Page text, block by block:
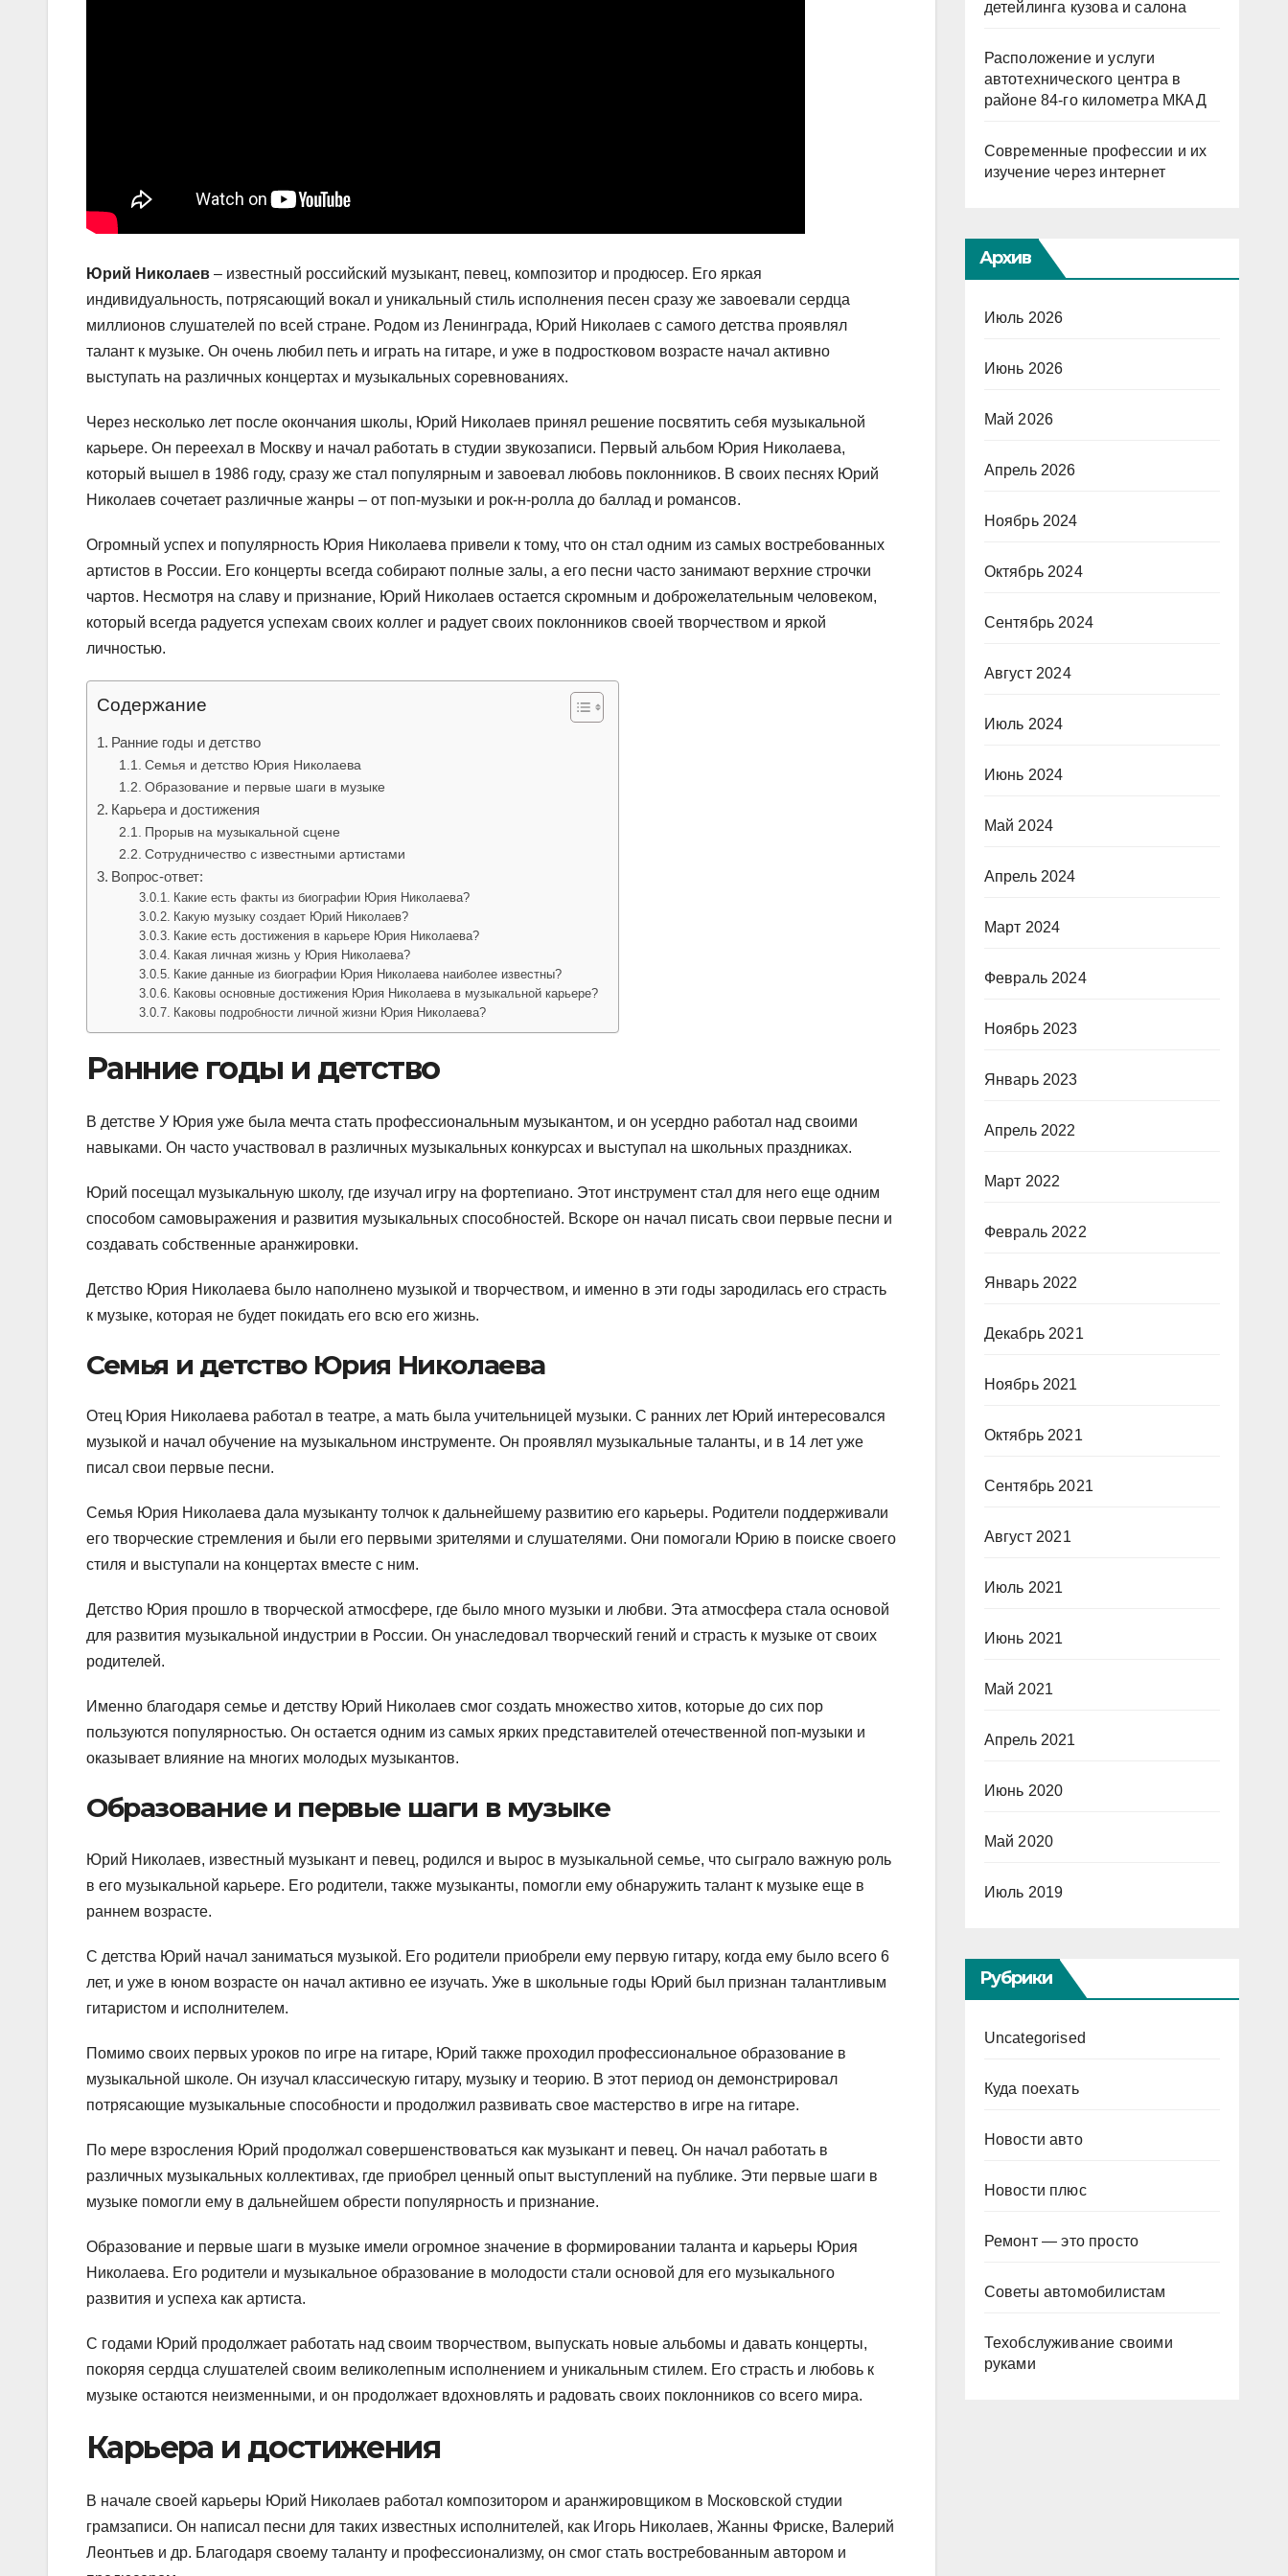
Юрий Николаев – известный российский музыкант, певец, композитор и продюсер. Его яркая
индивидуальность, потрясающий вокал и уникальный стиль исполнения песен сразу же завоевали сердца
миллионов слушателей по всей стране. Родом из Ленинграда, Юрий Николаев с самого детства проявлял
талант к музыке. Он очень любил петь и играть на гитаре, и уже в подростковом возрасте начал активно
выступать на различных концертах и музыкальных соревнованиях.
Через несколько лет после окончания школы, Юрий Николаев принял решение посвятить себя музыкальной
карьере. Он переехал в Москву и начал работать в студии звукозаписи. Первый альбом Юрия Николаева,
который вышел в 1986 году, сразу же стал популярным и завоевал любовь поклонников. В своих песнях Юрий
Николаев сочетает различные жанры – от поп-музыки и рок-н-ролла до баллад и романсов.
Огромный успех и популярность Юрия Николаева привели к тому, что он стал одним из самых востребованных
артистов в России. Его концерты всегда собирают полные залы, а его песни часто занимают верхние строчки
чартов. Несмотря на славу и признание, Юрий Николаев остается скромным и доброжелательным человеком,
который всегда радуется успехам своих коллег и радует своих поклонников своей творчеством и яркой
личностью.
Содержание
Ранние годы и детство
Семья и детство Юрия Николаева
Образование и первые шаги в музыке
Карьера и достижения
Прорыв на музыкальной сцене
Сотрудничество с известными артистами
Вопрос-ответ:
Какие есть факты из биографии Юрия Николаева?
Какую музыку создает Юрий Николаев?
Какие есть достижения в карьере Юрия Николаева?
Какая личная жизнь у Юрия Николаева?
Какие данные из биографии Юрия Николаева наиболее известны?
Каковы основные достижения Юрия Николаева в музыкальной карьере?
Каковы подробности личной жизни Юрия Николаева?
Ранние годы и детство
В детстве У Юрия уже была мечта стать профессиональным музыкантом, и он усердно работал над своими
навыками. Он часто участвовал в различных музыкальных конкурсах и выступал на школьных праздниках.
Юрий посещал музыкальную школу, где изучал игру на фортепиано. Этот инструмент стал для него еще одним
способом самовыражения и развития музыкальных способностей. Вскоре он начал писать свои первые песни и
создавать собственные аранжировки.
Детство Юрия Николаева было наполнено музыкой и творчеством, и именно в эти годы зародилась его страсть
к музыке, которая не будет покидать его всю его жизнь.
Семья и детство Юрия Николаева
Отец Юрия Николаева работал в театре, а мать была учительницей музыки. С ранних лет Юрий интересовался
музыкой и начал обучение на музыкальном инструменте. Он проявлял музыкальные таланты, и в 14 лет уже
писал свои первые песни.
Семья Юрия Николаева дала музыканту толчок к дальнейшему развитию его карьеры. Родители поддерживали
его творческие стремления и были его первыми зрителями и слушателями. Они помогали Юрию в поиске своего
стиля и выступали на концертах вместе с ним.
Детство Юрия прошло в творческой атмосфере, где было много музыки и любви. Эта атмосфера стала основой
для развития музыкальной индустрии в России. Он унаследовал творческий гений и страсть к музыке от своих
родителей.
Именно благодаря семье и детству Юрий Николаев смог создать множество хитов, которые до сих пор
пользуются популярностью. Он остается одним из самых ярких представителей отечественной поп-музыки и
оказывает влияние на многих молодых музыкантов.
Образование и первые шаги в музыке
Юрий Николаев, известный музыкант и певец, родился и вырос в музыкальной семье, что сыграло важную роль
в его музыкальной карьере. Его родители, также музыканты, помогли ему обнаружить талант к музыке еще в
раннем возрасте.
С детства Юрий начал заниматься музыкой. Его родители приобрели ему первую гитару, когда ему было всего 6
лет, и уже в юном возрасте он начал активно ее изучать. Уже в школьные годы Юрий был признан талантливым
гитаристом и исполнителем.
Помимо своих первых уроков по игре на гитаре, Юрий также проходил профессиональное образование в
музыкальной школе. Он изучал классическую гитару, музыку и теорию. В этот период он демонстрировал
потрясающие музыкальные способности и продолжил развивать свое мастерство в игре на гитаре.
По мере взросления Юрий продолжал совершенствоваться как музыкант и певец. Он начал работать в
различных музыкальных коллективах, где приобрел ценный опыт выступлений на публике. Эти первые шаги в
музыке помогли ему в дальнейшем обрести популярность и признание.
Образование и первые шаги в музыке имели огромное значение в формировании таланта и карьеры Юрия
Николаева. Его родители и музыкальное образование в молодости стали основой для его музыкального
развития и успеха как артиста.
С годами Юрий продолжает работать над своим творчеством, выпускать новые альбомы и давать концерты,
покоряя сердца слушателей своим великолепным исполнением и уникальным стилем. Его страсть и любовь к
музыке остаются неизменными, и он продолжает вдохновлять и радовать своих поклонников со всего мира.
Карьера и достижения
В начале своей карьеры Юрий Николаев работал композитором и аранжировщиком в Московской студии
грамзаписи. Он написал песни для таких известных исполнителей, как Игорь Николаев, Жанны Фриске, Валерий
Леонтьев и др. Благодаря своему таланту и профессионализму, он смог стать востребованным автором и
детейлинга кузова и салона
Расположение и услуги
автотехнического центра в
районе 84-го километра МКАД
Современные профессии и их
изучение через интернет
Архив
Июль 2026
Июнь 2026
Май 2026
Апрель 2026
Ноябрь 2024
Октябрь 2024
Сентябрь 2024
Август 2024
Июль 2024
Июнь 2024
Май 2024
Апрель 2024
Март 2024
Февраль 2024
Ноябрь 2023
Январь 2023
Апрель 2022
Март 2022
Февраль 2022
Январь 2022
Декабрь 2021
Ноябрь 2021
Октябрь 2021
Сентябрь 2021
Август 2021
Июль 2021
Июнь 2021
Май 2021
Апрель 2021
Июнь 2020
Май 2020
Июль 2019
Рубрики
Uncategorised
Куда поехать
Новости авто
Новости плюс
Ремонт — это просто
Советы автомобилистам
Техобслуживание своими
руками